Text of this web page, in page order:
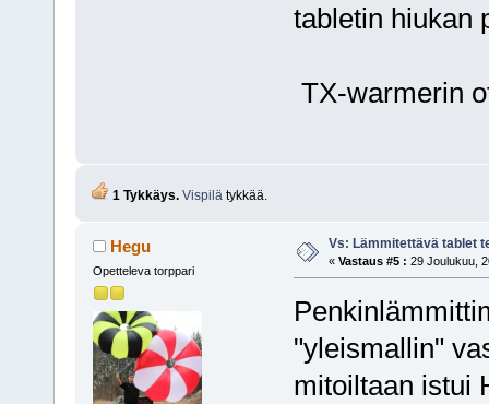
tabletin hiukan
TX-warmerin
1 Tykkäys. Vispilä tykkää.
Hegu
Opetteleva torppari
Vs: Lämmitettävä tablet
« Vastaus #5 : 29 Joulukuu,
"yleismallin"
mitoiltaan istui